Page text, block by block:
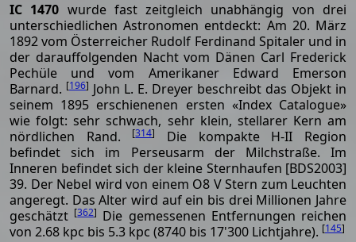
IC 1470 wurde fast zeitgleich unabhängig von drei
unterschiedlichen Astronomen entdeckt: Am 20. März
1892 vom Österreicher Rudolf Ferdinand Spitaler und in
der darauffolgenden Nacht vom Dänen Carl Frederick
Pechüle und vom Amerikaner Edward Emerson
Barnard. [196] John L. E. Dreyer beschreibt das Objekt in
seinem 1895 erschienenen ersten «Index Catalogue»
wie folgt: sehr schwach, sehr klein, stellarer Kern am
nördlichen Rand.
[314]
Die kompakte H-II Region
befindet sich im Perseusarm der Milchstraße. Im
Inneren befindet sich der kleine Sternhaufen [BDS2003]
39. Der Nebel wird von einem O8 V Stern zum Leuchten
angeregt. Das Alter wird auf ein bis drei Millionen Jahre
geschätzt [362] Die gemessenen Entfernungen reichen
von 2.68 kpc bis 5.3 kpc (8740 bis 17'300 Lichtjahre). [145]